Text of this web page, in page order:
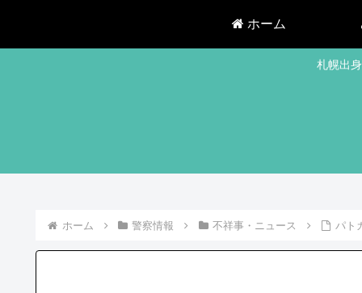
札幌出
ホーム
ホーム 警察情報 不祥事・ニュース パト